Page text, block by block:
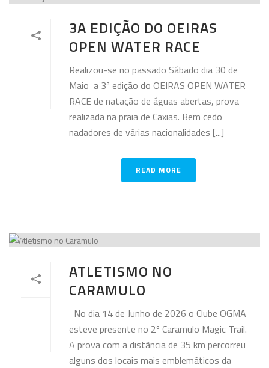
3A EDIÇÃO DO OEIRAS
OPEN WATER RACE
Realizou-se no passado Sábado dia 30 de
Maio a 3ª edição do OEIRAS OPEN WATER
RACE de natação de águas abertas, prova
realizada na praia de Caxias. Bem cedo
nadadores de várias nacionalidades [...]
READ MORE
ATLETISMO NO
CARAMULO
No dia 14 de Junho de 2026 o Clube OGMA
esteve presente no 2º Caramulo Magic Trail.
A prova com a distância de 35 km percorreu
alguns dos locais mais emblemáticos da